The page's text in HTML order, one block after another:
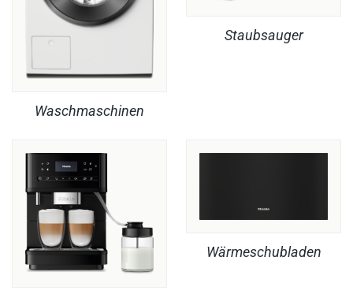
Waschmaschinen
Staubsauger
Wärmeschubladen